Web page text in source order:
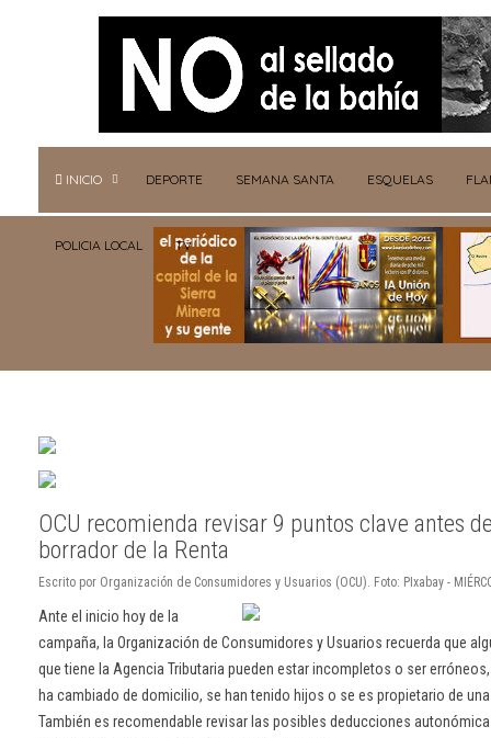
INICIO DEPORTE SEMANA SANTA ESQUELAS
POLICIA LOCAL TV
OCU recomienda revisar 9 puntos clave antes
borrador de la Renta
Escrito por Organización de Consumidores y Usuarios (OCU). Foto: PIxabay -
Ante el inicio hoy de la
campaña, la Organización de Consumidores y Usuarios recuerda que
que tiene la Agencia Tributaria pueden estar incompletos o ser
ha cambiado de domicilio, se han tenido hijos o se es propietario de
También es recomendable revisar las posibles deducciones